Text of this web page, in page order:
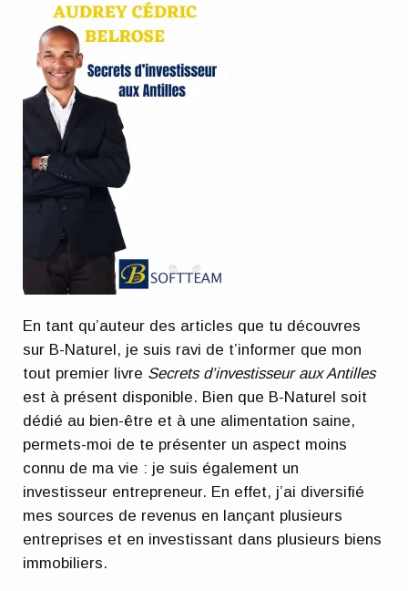
En tant qu’auteur des articles que tu découvres
sur B-Naturel, je suis ravi de t’informer que mon
tout premier livre Secrets d’investisseur aux Antilles
est à présent disponible. Bien que B-Naturel soit
dédié au bien-être et à une alimentation saine,
permets-moi de te présenter un aspect moins
connu de ma vie : je suis également un
investisseur entrepreneur. En effet, j’ai diversifié
mes sources de revenus en lançant plusieurs
entreprises et en investissant dans plusieurs biens
immobiliers.